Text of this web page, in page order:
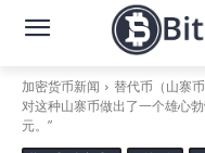
加密货币新闻 替代币（山寨币
对这种山寨币做出了一个雄心
元。”